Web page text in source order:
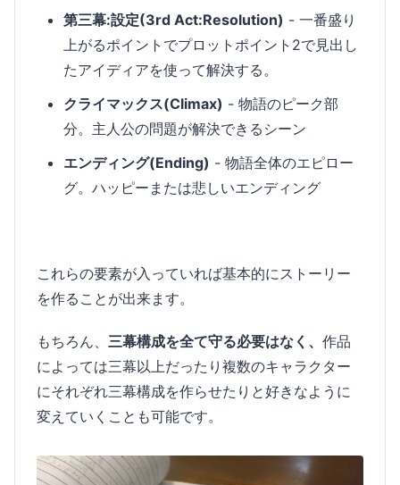
第三幕:設定(3rd Act:Resolution) - 一番盛り
上がるポイントでプロットポイント2で見出し
たアイディアを使って解決する。
クライマックス(Climax) - 物語のピーク部
分。主人公の問題が解決できるシーン
エンディング(Ending) - 物語全体のエピロー
グ。ハッピーまたは悲しいエンディング
これらの要素が入っていれば基本的にストーリー
を作ることが出来ます。
もちろん、 三幕構成を全て守る必要はなく、 作品
によっては三幕以上だったり複数のキャラクター
にそれぞれ三幕構成を作らせたりと好きなように
変えていくことも可能です。